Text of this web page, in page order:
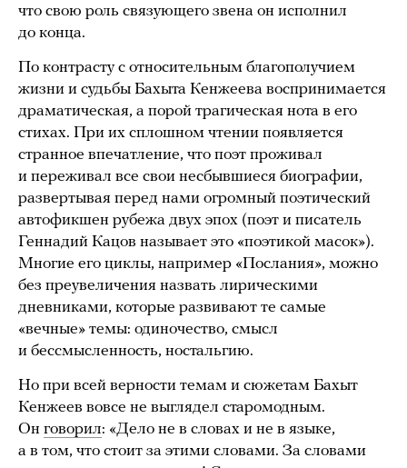
что свою роль связующего звена он исполнил
до конца.
По контрасту с относительным благополучием
жизни и судьбы Бахыта Кенжеева воспринимается
драматическая, а порой трагическая нота в его
стихах. При их сплошном чтении появляется
странное впечатление, что поэт проживал
и переживал все свои несбывшиеся биографии,
развертывая перед нами огромный поэтический
автофикшен рубежа двух эпох (поэт и писатель
Геннадий Кацов называет это «поэтикой масок»).
Многие его циклы, например «Послания», можно
без преувеличения назвать лирическими
дневниками, которые развивают те самые
«вечные» темы: одиночество, смысл
и бессмысленность, ностальгию.
Но при всей верности темам и сюжетам Бахыт
Кенжеев вовсе не выглядел старомодным.
Он говорил: «Дело не в словах и не в языке,
а в том, что стоит за этими словами. За словами